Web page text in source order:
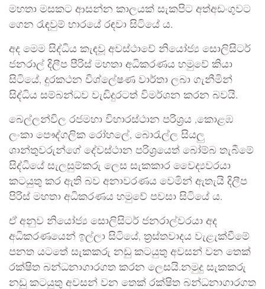
මහතා මසකට ආසන්න කාලයක් සැකපිට අත්අඩංගුවට
ගෙන රැඳවුම් භාරයේ රඳවා සිටියේ ය.
අද මෙම සිද්ධිය කැඳවූ අවස්ථාවේ නියෝජ්‍ය සොලිසිටර්
ජනරාල් දිලීප පීරිස් මහතා අධිකරණය හමුවේ කියා
සිටියේ, දුරකථන විශ්ලේෂණ වාර්තා ලබා ගැනීමින්
සිද්ධිය සම්බන්ධව වැඩිදුරටත් විමර්ශන කරන බවයි.
බෙල්ලන්විල රජමහා විහාරස්ථාන පරිශ්‍රය ,කොළඹ
ලංකා පෞද්ගලික රෝහලේ, බොරැල්ල සියලු
ශාන්තුවරුන්ගේ දේවස්ථාන පරිශ්‍රයෙත් බෝම්බ තැබීමේ
සිද්ධියේ සැලසුම්කරු ලෙස සැකකාර වෛද්‍යවරයා
කටයුතු කර ඇති බව අනාවරණය වෙමින් ඇතැයි දිලීප
පිරිස් මහතා අධිකරණය හමුවේ පවසා සිටියේ ය.
ඒ අනුව නියෝජ්‍ය සොලිසිටර් ජනරාල්වරයා අද
අධිකරණයෙන් ඉල්ලා සිටියේ, ත්‍රස්තවාදය වැළැක්වීමේ
පනත යටතේ සැකකරු නඩු කටයුතු අවසන් වන තෙක්
රක්ෂිත බන්ධනාගාරගත කරන ලෙසයි.නමුදු සැකකරු
නඩු කටයුතු අවසන් වන තෙක් රක්ෂිත බන්ධනාගාරගත